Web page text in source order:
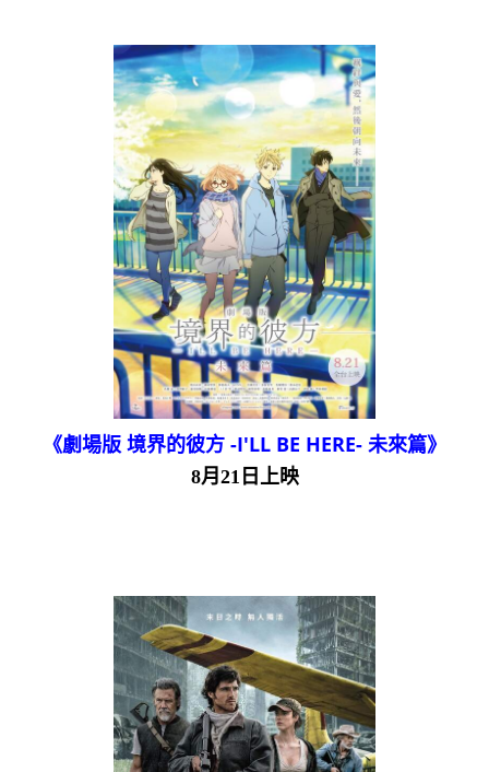
《劇場版 境界的彼方 -I'LL BE HERE- 未來篇》
8月21日上映